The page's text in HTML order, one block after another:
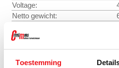
Toestemming
Voltage:
Netto gewicht:
Bediening:
Constructie: